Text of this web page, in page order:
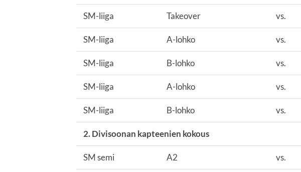
SM-liiga Takeover vs.
SM-liiga A-lohko vs.
SM-liiga B-lohko vs.
SM-liiga A-lohko vs.
SM-liiga B-lohko vs.
2. Divisoonan kapteenien kokous
SM semi A2 vs.